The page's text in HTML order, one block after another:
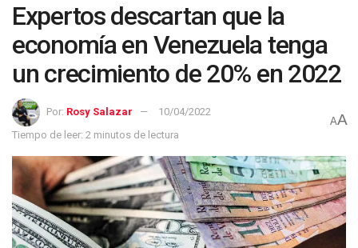
Expertos descartan que la
economía en Venezuela tenga
un crecimiento de 20% en 2022
Por: Rosy Salazar
10/04/2022
Tiempo de leer: 2 minutos de lectura
AA